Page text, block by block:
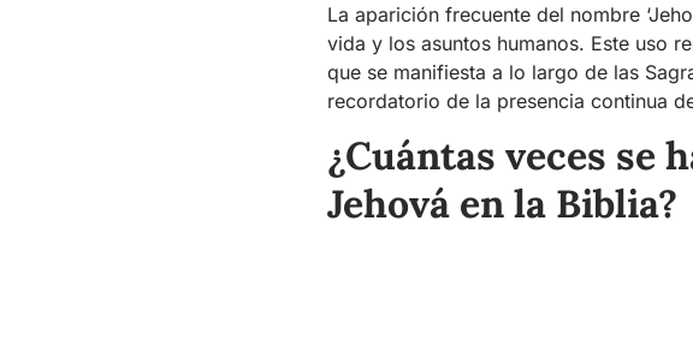
La aparición frecuente del nombre
vida y los asuntos humanos. Este uso
que se manifiesta a lo largo de las
recordatorio de la presencia continua
¿Cuántas veces se
Jehová en la Biblia?